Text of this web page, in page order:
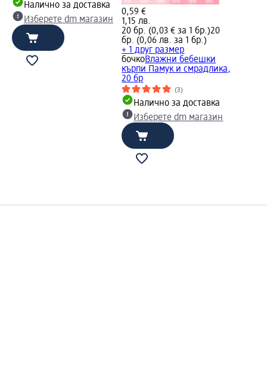
Налично за доставка
Изберете dm магазин
0,59 €
1,15 лв.
20 бр. (0,03 € за 1 бр.)20
бр. (0,06 лв. за 1 бр.)
+ 1 друг размер
бочкоВлажни бебешки
кърпи Памук и смрадлика,
20 бр
(3)
Налично за доставка
Изберете dm магазин